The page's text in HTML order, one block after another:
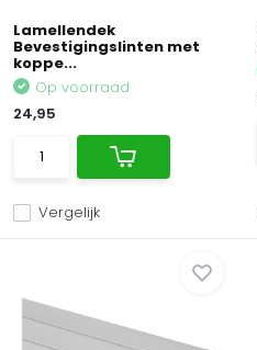
Lamellendek
Bevestigingslinten met
koppe...
Vergelijk
Op voorraad
24,95